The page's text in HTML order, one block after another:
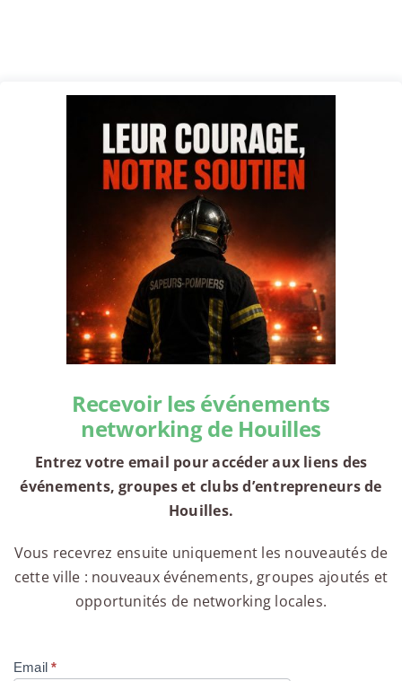
Recevoir les événements
networking de Houilles
Entrez votre email pour accéder aux liens des
événements, groupes et clubs d’entrepreneurs de
Houilles.
Vous recevrez ensuite uniquement les nouveautés de
cette ville : nouveaux événements, groupes ajoutés et
opportunités de networking locales.
Compte
Email*